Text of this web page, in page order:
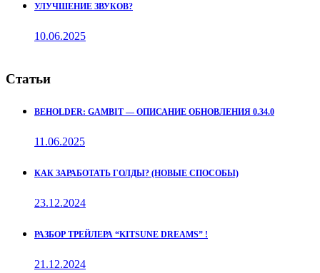
УЛУЧШЕНИЕ ЗВУКОВ?
10.06.2025
Статьи
BEHOLDER: GAMBIT — ОПИСАНИЕ ОБНОВЛЕНИЯ 0.34.0
11.06.2025
КАК ЗАРАБОТАТЬ ГОЛДЫ? (НОВЫЕ СПОСОБЫ)
23.12.2024
РАЗБОР ТРЕЙЛЕРА “KITSUNE DREAMS” !
21.12.2024